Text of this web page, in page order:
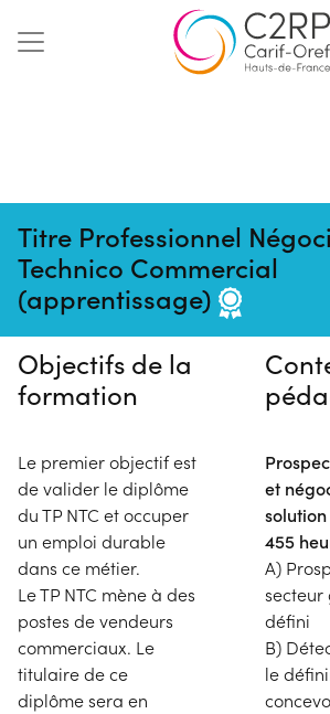
Aller
au
contenu
Titre Professionnel
Technico Commercial
(apprentissage)
Pas de session
ce moment
Objectifs de la
formation
Le premier objectif est
de valider le diplôme
du TP NTC et occuper
un emploi durable
dans ce métier.
Le TP NTC mène à des
postes de vendeurs
commerciaux. Le
titulaire de ce
diplôme sera en
et
455
A)
défini
B)
le